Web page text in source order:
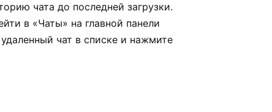
чата до последней загрузки.
в «Чаты» на главной панели
чат в списке и нажмите